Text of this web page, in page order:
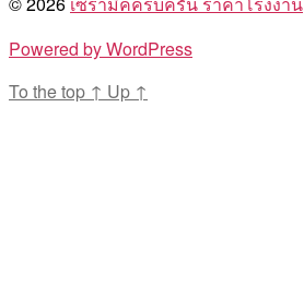
Powered by WordPress
To the top ↑ Up ↑